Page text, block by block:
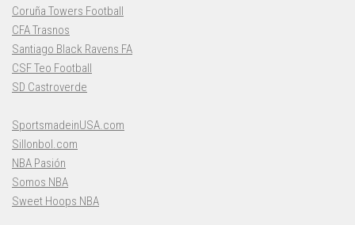
Coruña Towers Football
CFA Trasnos
Santiago Black Ravens FA
CSF Teo Football
SD Castroverde
SportsmadeinUSA.com
Sillonbol.com
NBA Pasión
Somos NBA
Sweet Hoops NBA